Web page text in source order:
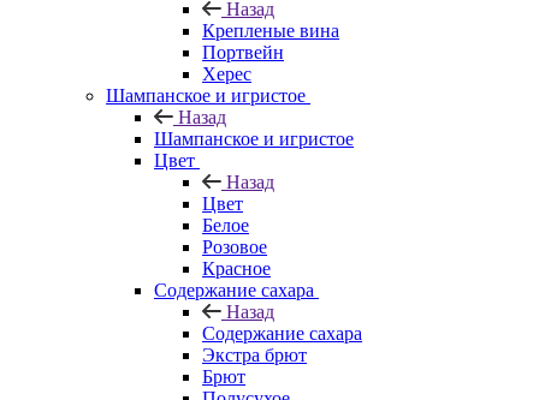
Назад
Крепленые вина
Портвейн
Херес
Шампанское и игристое
Назад
Шампанское и игристое
Цвет
Назад
Цвет
Белое
Розовое
Красное
Содержание сахара
Назад
Содержание сахара
Экстра брют
Брют